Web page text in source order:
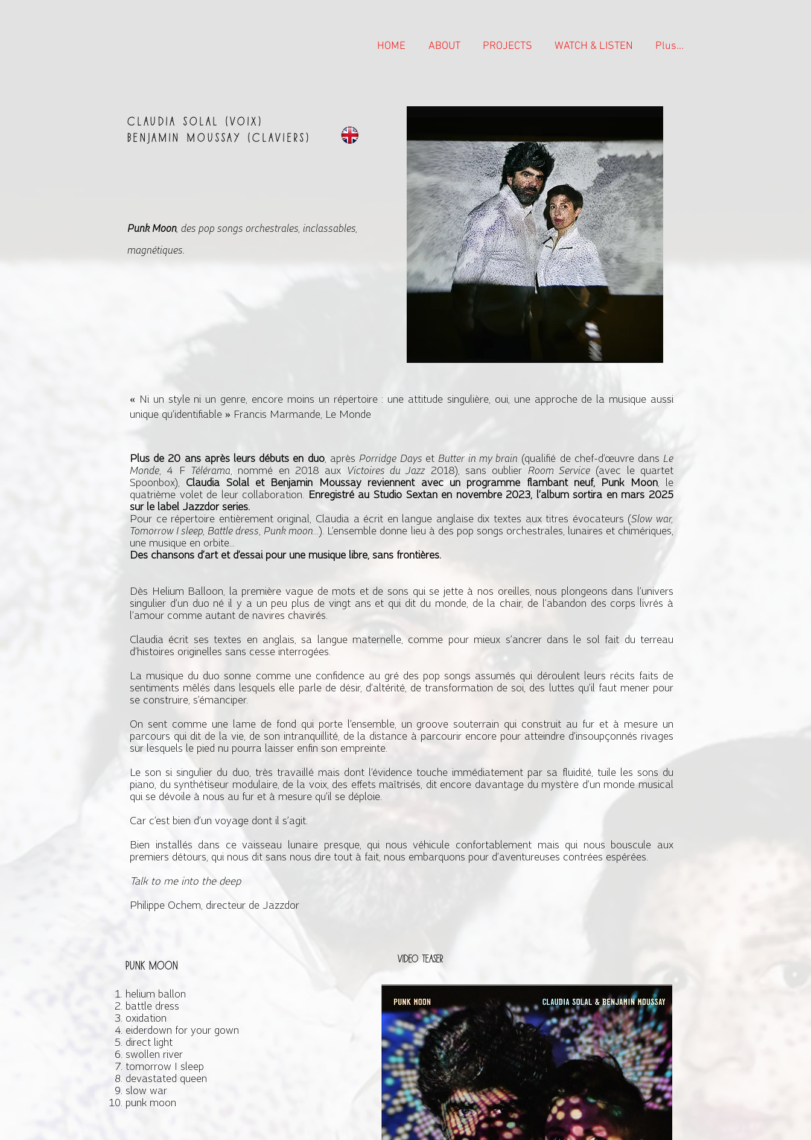
HOME ABOUT PROJECTS WATCH & LISTEN Plus...
claudia solal (voix)
benjamin moussay (claviers)
Punk Moon, des pop songs orchestrales, inclassables,
magnétiques.
« Ni un style ni un genre, encore moins un répertoire : une attitude singulière, oui, une approche de la musique aussi
unique qu’identifiable » Francis Marmande, Le Monde
Plus de 20 ans après leurs débuts en duo, après Porridge Days et Butter in my brain (qualifié de chef-d’œuvre dans Le
Monde, 4 F Télérama, nommé en 2018 aux Victoires du Jazz 2018), sans oublier Room Service (avec le quartet
Spoonbox), Claudia Solal et Benjamin Moussay reviennent avec un programme flambant neuf, Punk Moon, le
quatrième volet de leur collaboration. Enregistré au Studio Sextan en novembre 2023, l’album sortira en mars 2025
sur le label Jazzdor series.
Pour ce répertoire entièrement original, Claudia a écrit en langue anglaise dix textes aux titres évocateurs (Slow war,
Tomorrow I sleep, Battle dress, Punk moon...). L’ensemble donne lieu à des pop songs orchestrales, lunaires et chimériques,
une musique en orbite...
Des chansons d’art et d’essai pour une musique libre, sans frontières.
Dès Helium Balloon, la première vague de mots et de sons qui se jette à nos oreilles, nous plongeons dans l’univers
singulier d’un duo né il y a un peu plus de vingt ans et qui dit du monde, de la chair, de l’abandon des corps livrés à
l’amour comme autant de navires chavirés.
Claudia écrit ses textes en anglais, sa langue maternelle, comme pour mieux s’ancrer dans le sol fait du terreau
d’histoires originelles sans cesse interrogées.
La musique du duo sonne comme une confidence au gré des pop songs assumés qui déroulent leurs récits faits de
sentiments mêlés dans lesquels elle parle de désir, d’altérité, de transformation de soi, des luttes qu’il faut mener pour
se construire, s’émanciper.
On sent comme une lame de fond qui porte l’ensemble, un groove souterrain qui construit au fur et à mesure un
parcours qui dit de la vie, de son intranquillité, de la distance à parcourir encore pour atteindre d’insoupçonnés rivages
sur lesquels le pied nu pourra laisser enfin son empreinte.
Le son si singulier du duo, très travaillé mais dont l’évidence touche immédiatement par sa fluidité, tuile les sons du
piano, du synthétiseur modulaire, de la voix, des effets maîtrisés, dit encore davantage du mystère d’un monde musical
qui se dévoile à nous au fur et à mesure qu’il se déploie.
Car c’est bien d’un voyage dont il s’agit.
Bien installés dans ce vaisseau lunaire presque, qui nous véhicule confortablement mais qui nous bouscule aux
premiers détours, qui nous dit sans nous dire tout à fait, nous embarquons pour d’aventureuses contrées espérées.
Talk to me into the deep
Philippe Ochem, directeur de Jazzdor
Punk moon
helium ballon
battle dress
oxidation
eiderdown for your gown
direct light
swollen river
tomorrow I sleep
devastated queen
slow war
punk moon
Video teaser